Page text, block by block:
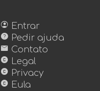
account_circle Entrar
help Pedir ajuda
mail Contato
copyright Legal
copyright Privacy
copyright Eula